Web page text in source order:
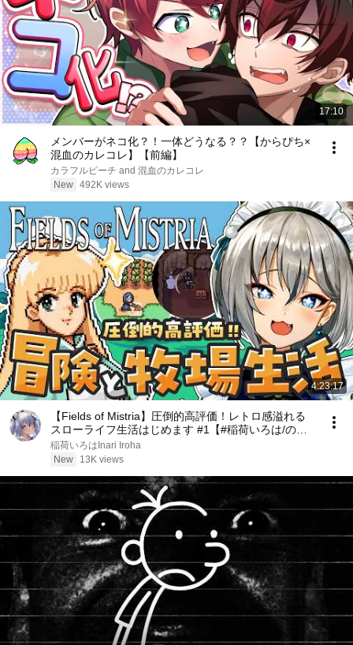
17:10
メンバーがネコ化？！一体どうなる？？【からぴち×
混血のカレコレ】【前編】
カラフルピーチ and 混血のカレコレ
New 492K views
4:23:17
【Fields of Mistria】圧倒的高評価！レトロ感溢れる
スローライフ生活はじめます #1【#稲荷いろは/のり
プロ所属】
稲荷いろはInari Iroha
New
13K views